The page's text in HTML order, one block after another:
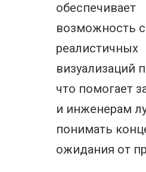
обеспечивает
возможность
реалистичных
визуализаций
что помогает
и инженерам
понимать
ожидания от